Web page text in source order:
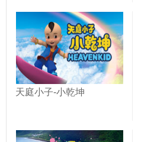
天庭小子-小乾坤